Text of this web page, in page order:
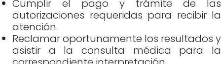
Cumplir el pago y trámite de las
autorizaciones requeridas para recibir la
atención.
Reclamar oportunamente los resultados y
asistir a la consulta médica para la